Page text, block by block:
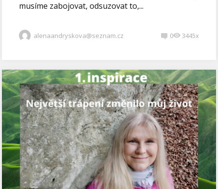
musíme zabojovat, odsuzovat to,...
alenaandryskova@seznam.cz 0 3445x